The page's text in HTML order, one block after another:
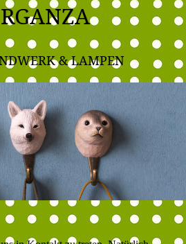
& LAMPEN